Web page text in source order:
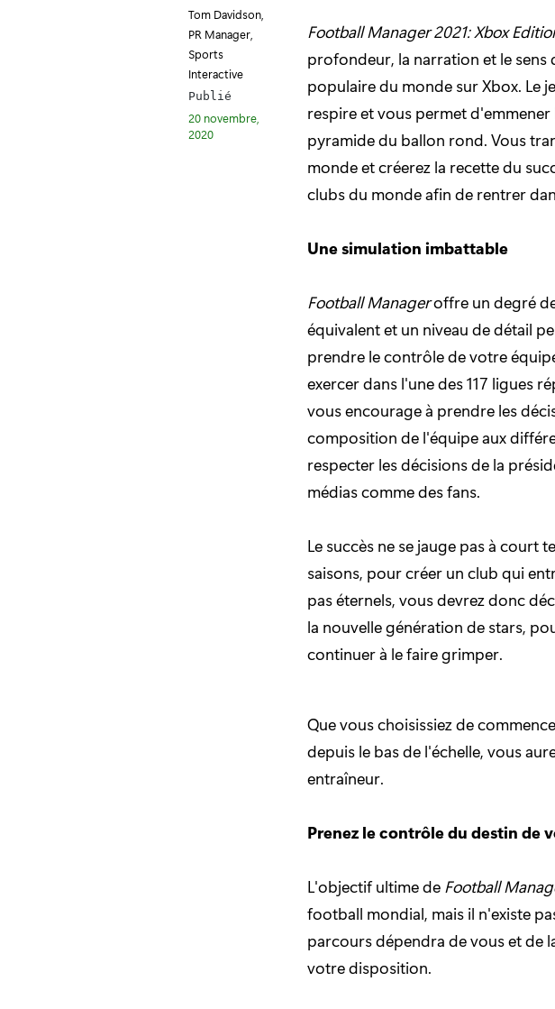
Tom Davidson,
PR Manager,
Sports
Interactive
Publié
20 novembre,
2020
Football Manager 2021: Xbox
profondeur, la narration et le sens
populaire du monde sur Xbox. Le
respire et vous permet
pyramide du ballon rond. Vous
monde et créerez la recette du
clubs du monde afin de rentrer
Une simulation imbattable
Football Manageroffre un degré
équivalent et un niveau de détail
prendre le contrôle de votre
exercer dans l'une des 117 ligues
vous encourage à prendre les
composition de l'équipe aux
respecter les décisions de la
médias comme des fans.
Le succès ne se jauge pas à court
saisons, pour créer un club qui
pas éternels, vous devrez donc
la nouvelle génération de stars,
continuer à le faire grimper.
Que vous choisissiez de
depuis le bas de l'échelle, vous
entraîneur.
Prenez le contrôle du destin de
L'objectif ultime de Football
football mondial, mais il n'existe
parcours dépendra de vous et de
votre disposition.